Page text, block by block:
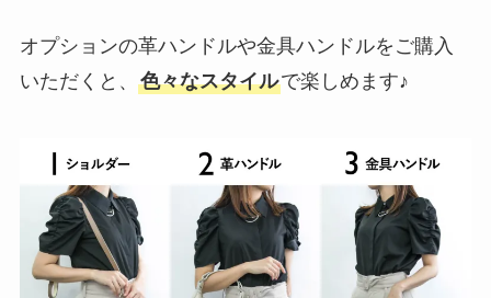
オプションの革ハンドルや金具ハンドルをご購入
いただくと、 色々なスタイルで楽しめます♪